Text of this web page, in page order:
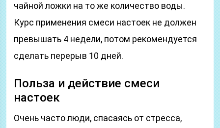
чайной ложки на то же количество воды.
Курс применения смеси настоек не должен
превышать 4 недели, потом рекомендуется
сделать перерыв 10 дней.
Польза и действие смеси
настоек
Очень часто люди, спасаясь от стресса,